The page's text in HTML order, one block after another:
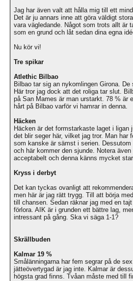
Jag har även valt att hålla mig till ett
Det är ju annars inne att göra väldigt
vara vägledande. Något som trots allt är
som en grund och låt sedan dina egna
Nu kör vi!
Tre spikar
Atlethic Bilbao
Bilbao tar sig an nykomlingen Girona.
Här tror jag dock att det roliga tar slut.
på San Mames är man urstarkt. 78 % är
hårt på Bilbao varför vi hamrar in denna.
Häcken
Häcken är det formstarkaste laget i
det blir seger här, vilket jag tror. Man har
som kanske är sämst i serien.
och här kommer den sjunde. Notera
acceptabelt och denna känns mycket
Kryss i derbyt
Det kan tyckas ovanligt att
men här är jag rätt trygg. Till att börja
till chansen. Sedan räknar jag med en
förlora. AIK är i grunden ett bättre lag,
intressant på gång. Ska vi säga 1-1?
Skrällbuden
Kalmar 19 %
Smålänningarna har fem segrar på de
jätteövertygad är jag inte. Kalmar är
högsta grad finns. Tvåan måste med till